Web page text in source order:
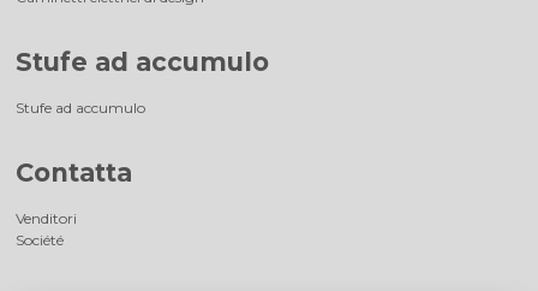
Stufe ad accumulo
Stufe ad accumulo
Contatta
Venditori
Société